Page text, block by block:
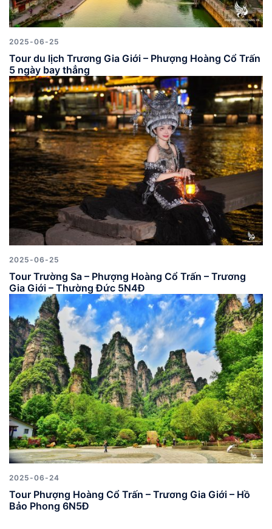
2025-06-25
Tour du lịch Trương Gia Giới – Phượng Hoàng Cổ Trấn
5 ngày bay thẳng
2025-06-25
Tour Trường Sa – Phượng Hoàng Cổ Trấn – Trương
Gia Giới – Thường Đức 5N4Đ
2025-06-24
Tour Phượng Hoàng Cổ Trấn – Trương Gia Giới – Hồ
Bảo Phong 6N5Đ